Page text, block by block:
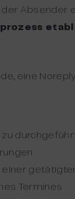
Absender
eine
Termines